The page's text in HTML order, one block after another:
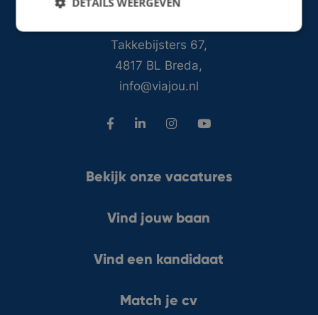
Takkebijsters 67,
4817 BL Breda,
info@viajou.nl
Bekijk onze vacatures
Vind jouw baan
Vind een kandidaat
Match je cv